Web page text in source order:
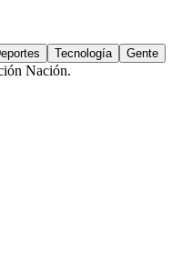
Tecnología Gente
Nación.